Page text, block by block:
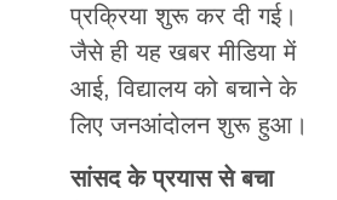
प्रक्रिया शुरू कर दी गई।
जैसे ही यह खबर मीडिया में
आई, विद्यालय को बचाने के
लिए जनआंदोलन शुरू हुआ।
सांसद के प्रयास से बचा